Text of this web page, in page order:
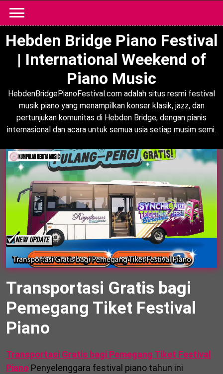
content
Hebden Bridge Piano Festival
| International Weekend of
Piano Music
HebdenBridgePianoFestival.com adalah situs resmi festival
musik piano yang menampilkan konser klasik, jazz, dan
pertunjukan komunitas di Hebden Bridge, dengan pianis
internasional dan acara untuk semua usia setiap musim semi.
Transportasi Gratis bagi
Pemegang Tiket Festival
Piano
Transportasi Gratis bagi Pemegang Tiket Festival
Piano Penyelenggara festival piano tahun ini